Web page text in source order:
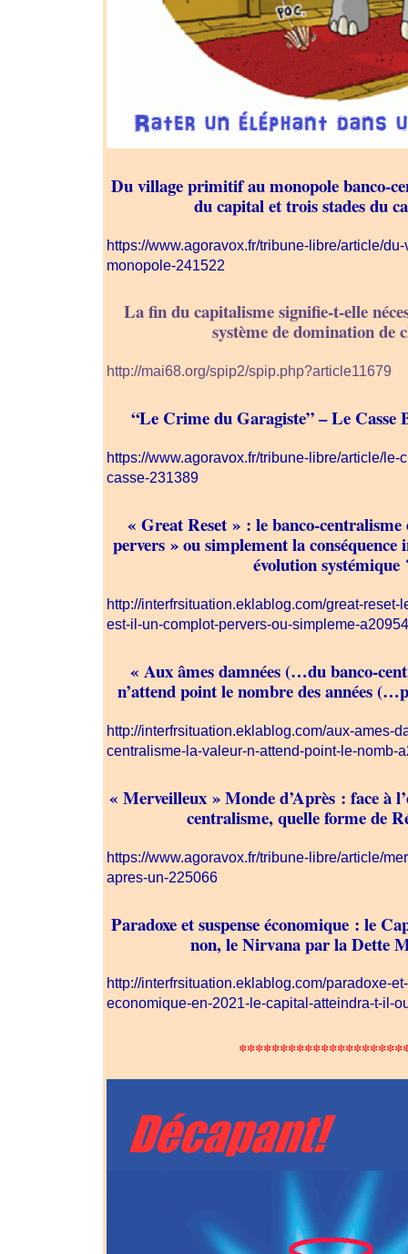
Du village primitif au monopole banco-
du capital et trois stades du
https://www.agoravox.fr/tribune-libre/article/
monopole-241522
La fin du capitalisme signifie-t-elle
système de domination de
http://mai68.org/spip2/spip.php?article11679
“Le Crime du Garagiste” – Le Casse
https://www.agoravox.fr/tribune-libre/article/le-
casse-231389
« Great Reset » : le banco-
pervers » ou simplement la conséquence
évolution systémique
http://interfrsituation.eklablog.com/great-reset-
est-il-un-complot-pervers-ou-simpleme-
« Aux âmes damnées (…du banco-
n’attend point le nombre des années
http://interfrsituation.eklablog.com/aux-ames-
centralisme-la-valeur-n-attend-point-le-nomb-
« Merveilleux » Monde d’Après : face à
centralisme, quelle forme de
https://www.agoravox.fr/tribune-libre/article/
apres-un-225066
Paradoxe et suspense économique : le
non, le Nirvana par la Dette
http://interfrsituation.eklablog.com/paradoxe-
economique-en-2021-le-capital-atteindra-t-il-